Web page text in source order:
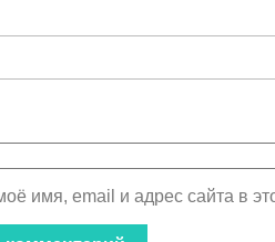
имя, email и адрес сайта в